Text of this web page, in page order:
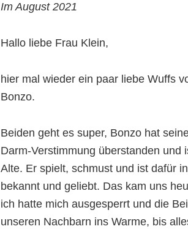
Im August 2021
Hallo liebe Frau Klein,
hier mal wieder ein paar liebe Wuffs
Bonzo.
Beiden geht es super, Bonzo hat
Darm-Verstimmung überstanden und
Alte. Er spielt, schmust und ist dafür
bekannt und geliebt. Das kam uns
ich hatte mich ausgesperrt und die
unseren Nachbarn ins Warme, bis